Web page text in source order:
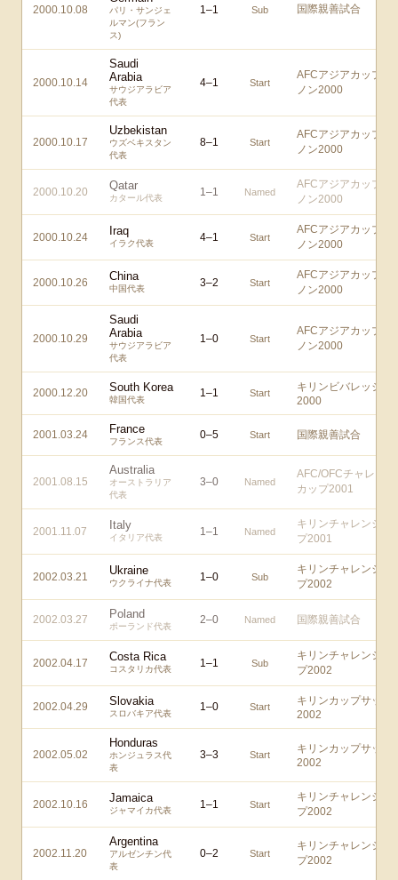
2000.10.08
パリ・サンジェ
ルマン(フラン
ス)
1–1 Sub 国際親善試合
2000.10.14
Saudi
Arabia
サウジアラビア
代表
4–1 Start
AFCアジアカップレ
ノン2000
2000.10.17
Uzbekistan
ウズベキスタン
代表
8–1 Start
AFCアジアカップレ
ノン2000
2000.10.20 Qatar
カタール代表 1–1 Named
AFCアジアカップレ
ノン2000
2000.10.24 Iraq
イラク代表 4–1 Start
AFCアジアカップレ
ノン2000
2000.10.26 China
中国代表 3–2 Start
AFCアジアカップレ
ノン2000
2000.10.29
Saudi
Arabia
サウジアラビア
代表
1–0 Start
AFCアジアカップレ
ノン2000
2000.12.20 South Korea
韓国代表
1–1 Start
キリンビバレッジ
2000
2001.03.24 France
フランス代表
0–5 Start 国際親善試合
2001.08.15
Australia
オーストラリア
代表
3–0 Named
AFC/OFCチャレンジ
カップ2001
2001.11.07 Italy
イタリア代表 1–1 Named
キリンチャレンジカ
プ2001
2002.03.21 Ukraine
ウクライナ代表 1–0 Sub
キリンチャレンジカ
プ2002
2002.03.27 Poland
ポーランド代表
2–0 Named 国際親善試合
2002.04.17 Costa Rica
コスタリカ代表 1–1 Sub
キリンチャレンジカ
プ2002
2002.04.29 Slovakia
スロバキア代表
1–0 Start
キリンカップサッカ
2002
2002.05.02
Honduras
ホンジュラス代
表
3–3 Start
キリンカップサッカ
2002
2002.10.16 Jamaica
ジャマイカ代表 1–1 Start
キリンチャレンジカ
プ2002
2002.11.20
Argentina
アルゼンチン代
表
0–2 Start
キリンチャレンジカ
プ2002